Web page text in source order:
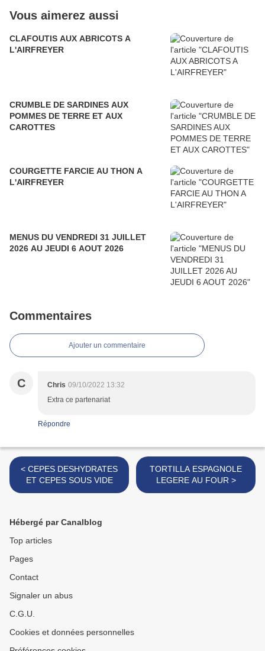
Vous aimerez aussi
CLAFOUTIS AUX ABRICOTS A
L'AIRFREYER
CRUMBLE DE SARDINES AUX
POMMES DE TERRE ET AUX
CAROTTES
COURGETTE FARCIE AU THON A
L'AIRFREYER
MENUS DU VENDREDI 31 JUILLET
2026 AU JEUDI 6 AOUT 2026
Commentaires
Ajouter un commentaire
C Chris 09/10/2022 13:32
Extra ce partenariat
Répondre
< CEPES DESHYDRATES
ET CEPES SOUS VIDE
TORTILLA ESPAGNOLE
LEGERE AU FOUR >
Hébergé par Canalblog
Top articles
Pages
Contact
Signaler un abus
C.G.U.
Cookies et données personnelles